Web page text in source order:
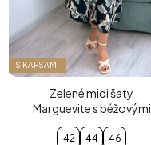
S KAPSAMI
Zelené midi šaty
Marguevite s béžovými
květy
42 44 46